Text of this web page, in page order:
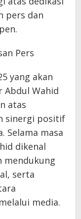
pers dan
Pers
yang akan
Abdul Wahid
atas
sinergi positif
Selama masa
dikenal
mendukung
serta
media.